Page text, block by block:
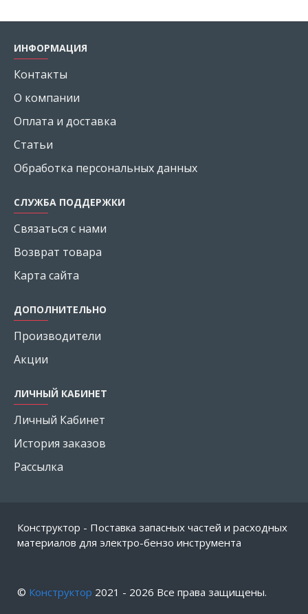
ИНФОРМАЦИЯ
Контакты
О компании
Оплата и доставка
Статьи
Обработка персональных данных
СЛУЖБА ПОДДЕРЖКИ
Связаться с нами
Возврат товара
Карта сайта
ДОПОЛНИТЕЛЬНО
Производители
Акции
ЛИЧНЫЙ КАБИНЕТ
Личный Кабинет
История заказов
Рассылка
Конструктор - Поставка запасных частей и расходных
материалов для электро-бензо инструмента
© Конструктор 2021 - 2026 Все права защищены.